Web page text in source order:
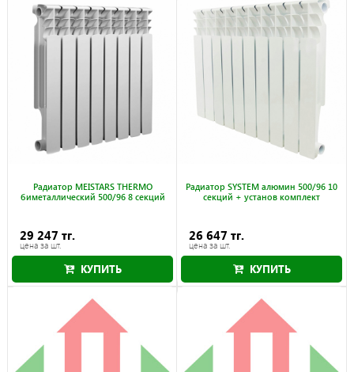
Радиатор MEISTARS THERMO
биметаллический 500/96 8 секций
29 247 тг.
цена за шт.
КУПИТЬ
Радиатор SYSTEM алюмин 500/96 10
секций + установ комплект
26 647 тг.
цена за шт.
КУПИТЬ